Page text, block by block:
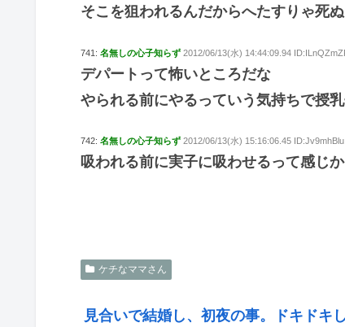
そこを狙われるんだからへたすりゃ死ぬ
741: 名無しの心子知らず 2012/06/13(水) 14:44:09.94
デパートって怖いところだな
やられる前にやるっていう気持ちで授
742: 名無しの心子知らず 2012/06/13(水) 15:16:06.45 ID:Jv9mhBlu
吸われる前に実子に吸わせるって感じか
ケチなママさん
見合いで結婚し、初夜の事。ドキドキ